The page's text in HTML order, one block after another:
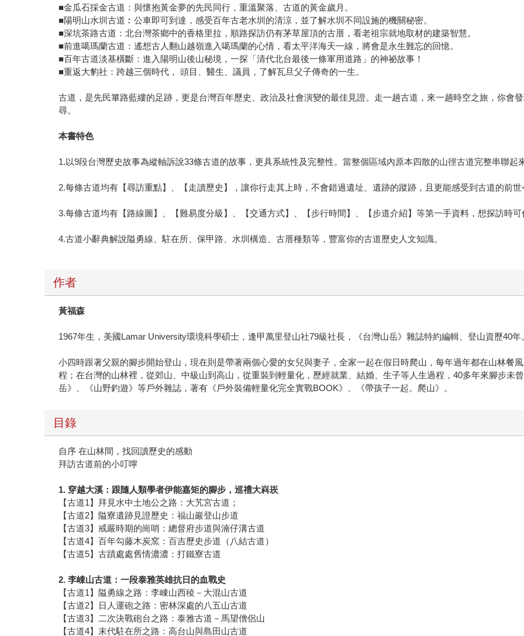
■金瓜石採金古道：與懷抱黃金夢的先民同行，重溫聚落、古道的黃金歲月。
■陽明山水圳古道︰公車即可到達，感受百年古老水圳的清涼，並了解水圳不同設施的機關秘密。
■深坑茶路古道：北台灣茶鄉中的香格里拉，順路探訪仍有茅草屋頂的古厝，看老祖宗就地取材的建築智慧。
■前進噶瑪蘭古道：遙想古人翻山越嶺進入噶瑪蘭的心情，看太平洋海天一線，將會是永生難忘的回憶。
■百年古道淡基橫斷：進入陽明山後山秘境，一探「清代北台最後一條軍用道路」的神祕故事！
■重返大豹社：跨越三個時代， 頭目、醫生、議員，了解瓦旦父子傳奇的一生。
古道，是先民篳路藍縷的足跡，更是台灣百年歷史、政治及社會演變的最佳見證。走一趟古道，來一趟時空之旅，你會
尋。
本書特色
1.以9段台灣歷史故事為縱軸訴說33條古道的故事，更具系統性及完整性。當整個區域內原本四散的山徑古道完整串聯
2.每條古道均有【尋訪重點】、【走讀歷史】，讓你行走其上時，不會錯過遺址、遺跡的蹤跡，且更能感受到古道的前
3.每條古道均有【路線圖】、【難易度分級】、【交通方式】、【步行時間】、【步道介紹】等第一手資料，想探訪時
4.古道小辭典解說隘勇線、駐在所、保甲路、水圳構造、古厝種類等，豐富你的古道歷史人文知識。
作者
黃福森
1967年生，美國Lamar University環境科學碩士，逢甲萬里登山社79級社長，《台灣山岳》雜誌特約編輯、登山資歷40年
小四時跟著父親的腳步開始登山，現在則是帶著兩個心愛的女兒與妻子，全家一起在假日時爬山，每年過年都在山林餐
程；在台灣的山林裡，從郊山、中級山到高山，從重裝到輕量化，歷經就業、結婚、生子等人生過程，40多年來腳步未
岳》、《山野釣遊》等戶外雜誌，著有《戶外裝備輕量化完全實戰BOOK》、《帶孩子一起。爬山》。
目錄
自序 在山林間，找回讀歷史的感動
拜訪古道前的小叮嚀
1. 穿越大溪：跟隨人類學者伊能嘉矩的腳步，巡禮大嵙崁
【古道1】拜見水中土地公之路：大艽宮古道；
【古道2】隘寮遺跡見證歷史：福山巖登山步道
【古道3】戒嚴時期的崗哨：總督府步道與湳仔溝古道
【古道4】百年勾藤木炭窯：百吉歷史步道（八結古道）
【古道5】古蹟處處舊情濃濃：打鐵寮古道
2.李崠山古道：一段泰雅英雄抗日的血戰史
【古道1】隘勇線之路：李崠山西稜－大混山古道
【古道2】日人運砲之路：密林深處的八五山古道
【古道3】二次決戰砲台之路：泰雅古道－馬望僧侶山
【古道4】末代駐在所之路：高台山與島田山古道